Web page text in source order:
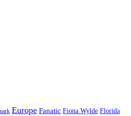
Europe Fanatic Fiona Wylde Florida